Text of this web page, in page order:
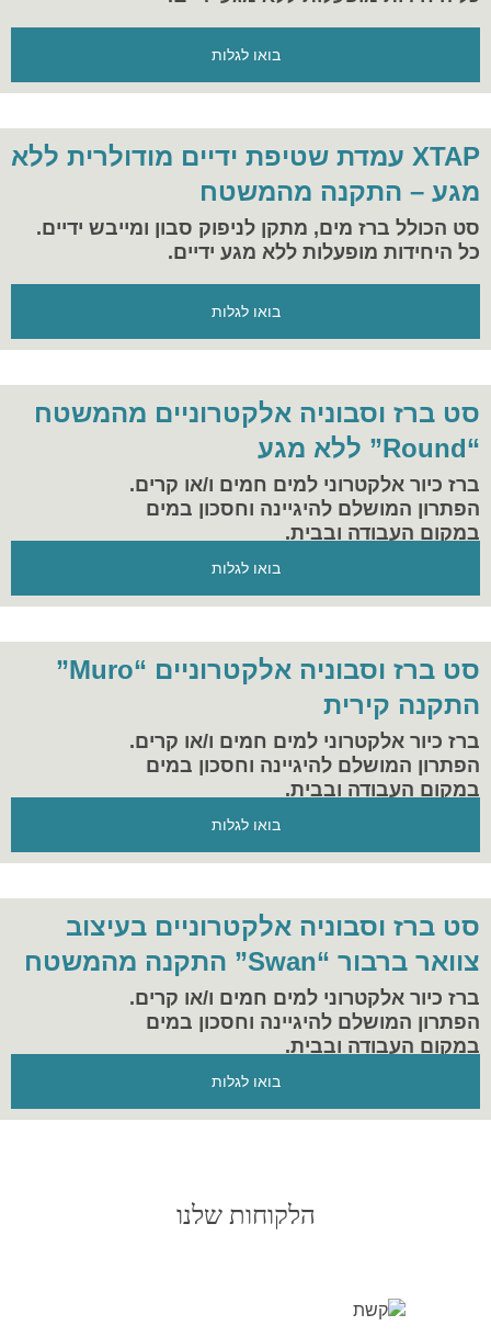
בואו לגלות
XTAP עמדת שטיפת ידיים מודולרית ללא
מגע – התקנה מהמשטח
סט הכולל ברז מים, מתקן לניפוק סבון ומייבש ידיים.
כל היחידות מופעלות ללא מגע ידיים.
בואו לגלות
סט ברז וסבוניה אלקטרוניים מהמשטח
“Round” ללא מגע
ברז כיור אלקטרוני למים חמים ו/או קרים.
הפתרון המושלם להיגיינה וחסכון במים
במקום העבודה ובבית.
בואו לגלות
סט ברז וסבוניה אלקטרוניים “Muro”
התקנה קירית
ברז כיור אלקטרוני למים חמים ו/או קרים.
הפתרון המושלם להיגיינה וחסכון במים
במקום העבודה ובבית.
בואו לגלות
סט ברז וסבוניה אלקטרוניים בעיצוב
צוואר ברבור “Swan” התקנה מהמשטח
ברז כיור אלקטרוני למים חמים ו/או קרים.
הפתרון המושלם להיגיינה וחסכון במים
במקום העבודה ובבית.
בואו לגלות
הלקוחות שלנו